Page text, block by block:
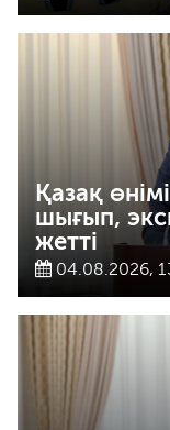
Қазақ
шығып,
жетті
04.08.2026,